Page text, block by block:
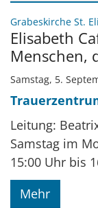
Datum: 5.
Grabeskirche St.
Elisabeth
Menschen,
Samstag, 5.
Leitung:
Samstag im
15:00 Uhr bis
Mehr